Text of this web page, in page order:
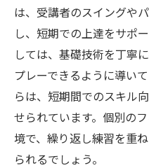
は、受講者のスイングや
し、短期での上達をサポ
しては、基礎技術を丁寧
プレーできるように導い
らは、短期間でのスキル
せられています。個別の
境で、繰り返し練習を重
られるでしょう。